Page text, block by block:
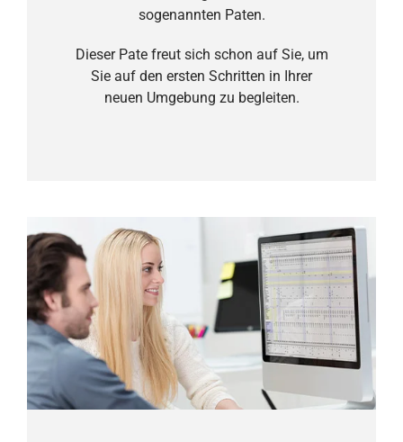
sogenannten Paten.
Dieser Pate freut sich schon auf Sie, um
Sie auf den ersten Schritten in Ihrer
neuen Umgebung zu begleiten.